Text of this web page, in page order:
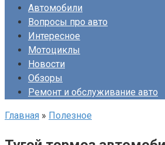
Автомобили
Вопросы про авто
Интересное
Мотоциклы
Новости
Обзоры
Ремонт и обслуживание авто
Главная » Полезное